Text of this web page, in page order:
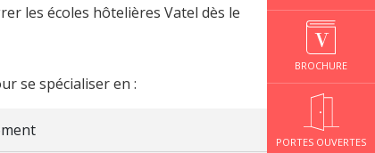
BROCHURE
PORTES OUVERTES
les écoles hôtelières Vatel dès le
se spécialiser en :